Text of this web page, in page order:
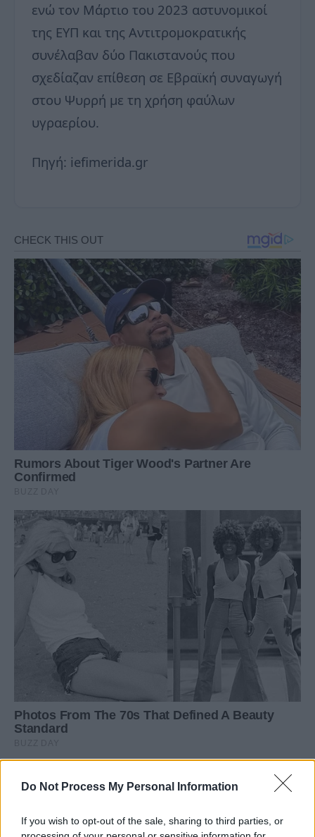
Do Not Process My Personal Information
If you wish to opt-out of the sale, sharing to third parties, or
ενώ τον Μάρτιο του 2023 αστυνομικοί
της ΕΥΠ και της Αντιτρομοκρατικής
συνέλαβαν δύο Πακιστανούς που
σχεδίαζαν επίθεση σε Εβραϊκή συναγωγή
στου Ψυρρή με τη χρήση φαύλων
υγραερίου.
Πηγή: iefimerida.gr